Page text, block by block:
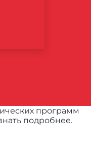
программ
подробнее.